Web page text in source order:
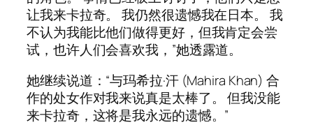
让我来卡拉奇。 我仍然很遗憾我在日本。 我
不认为我能比他们做得更好，但我肯定会尝
试，也许人们会喜欢我，”她透露道。
她继续说道：“与玛希拉·汗 (Mahira Khan) 合
作的处女作对我来说真是太棒了。 但我没能
来卡拉奇，这将是我永远的遗憾。”